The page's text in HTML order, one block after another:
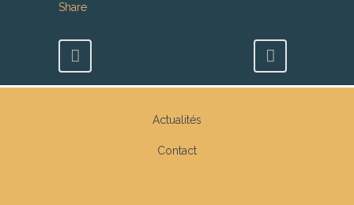
Share
Actualités
Contact